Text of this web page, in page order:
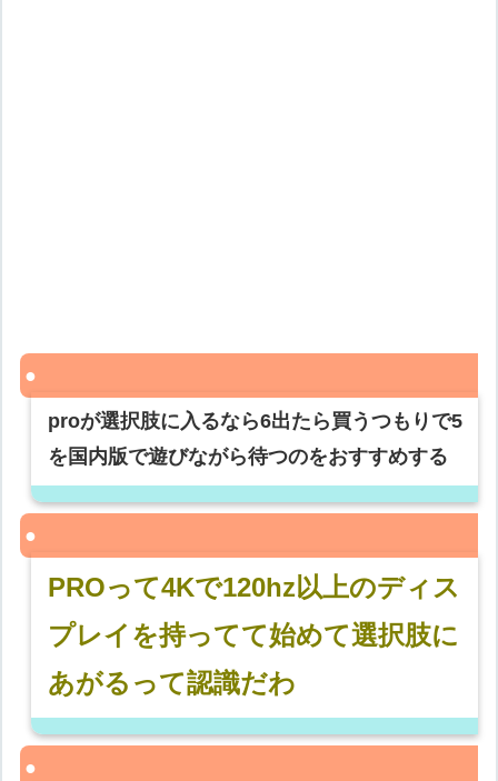
proが選択肢に入るなら6出たら買うつもりで5
を国内版で遊びながら待つのをおすすめする
PROって4Kで120hz以上のディス
プレイを持ってて始めて選択肢に
あがるって認識だわ